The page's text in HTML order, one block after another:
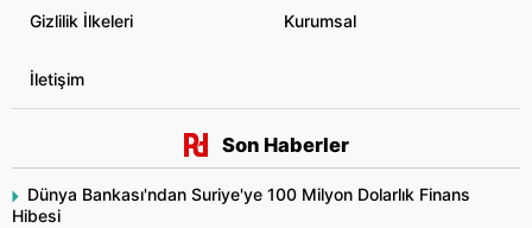
Gizlilik İlkeleri Kurumsal
İletişim
Son Haberler
Dünya Bankası'ndan Suriye'ye 100 Milyon Dolarlık Finans
Hibesi